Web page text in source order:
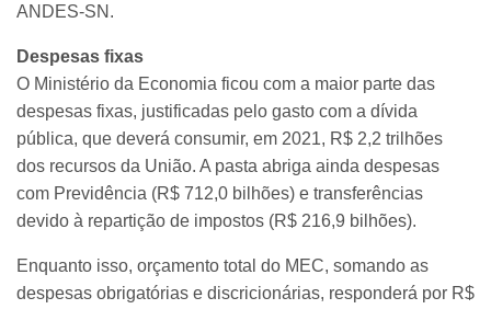
ANDES-SN.
Despesas fixas
O Ministério da Economia ficou com a maior parte das
despesas fixas, justificadas pelo gasto com a dívida
pública, que deverá consumir, em 2021, R$ 2,2 trilhões
dos recursos da União. A pasta abriga ainda despesas
com Previdência (R$ 712,0 bilhões) e transferências
devido à repartição de impostos (R$ 216,9 bilhões).
Enquanto isso, orçamento total do MEC, somando as
despesas obrigatórias e discricionárias, responderá por R$